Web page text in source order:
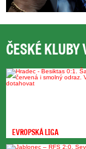
ČESKÉ KLUBY
EVROPSKÁ LIGA